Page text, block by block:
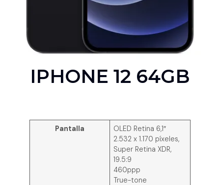
IPHONE 12 64GB
Pantalla
OLED Retina 6,1″
2.532 x 1.170 píxeles,
Super Retina XDR,
19.5:9
460ppp
True-tone